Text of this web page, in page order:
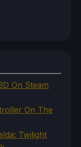
On Steam
On The
Twilight